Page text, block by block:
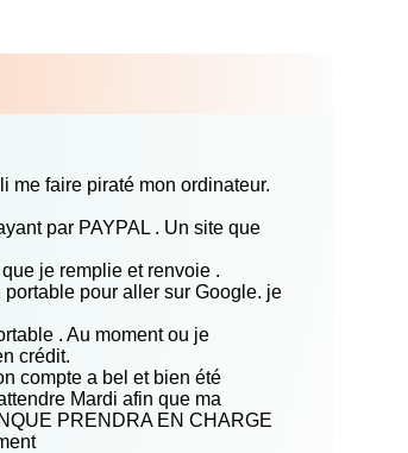
me faire piraté mon ordinateur.
par PAYPAL . Un site que
je remplie et renvoie .
pour aller sur Google. je
. Au moment ou je
crédit.
compte a bel et bien été
Mardi afin que ma
PRENDRA EN CHARGE